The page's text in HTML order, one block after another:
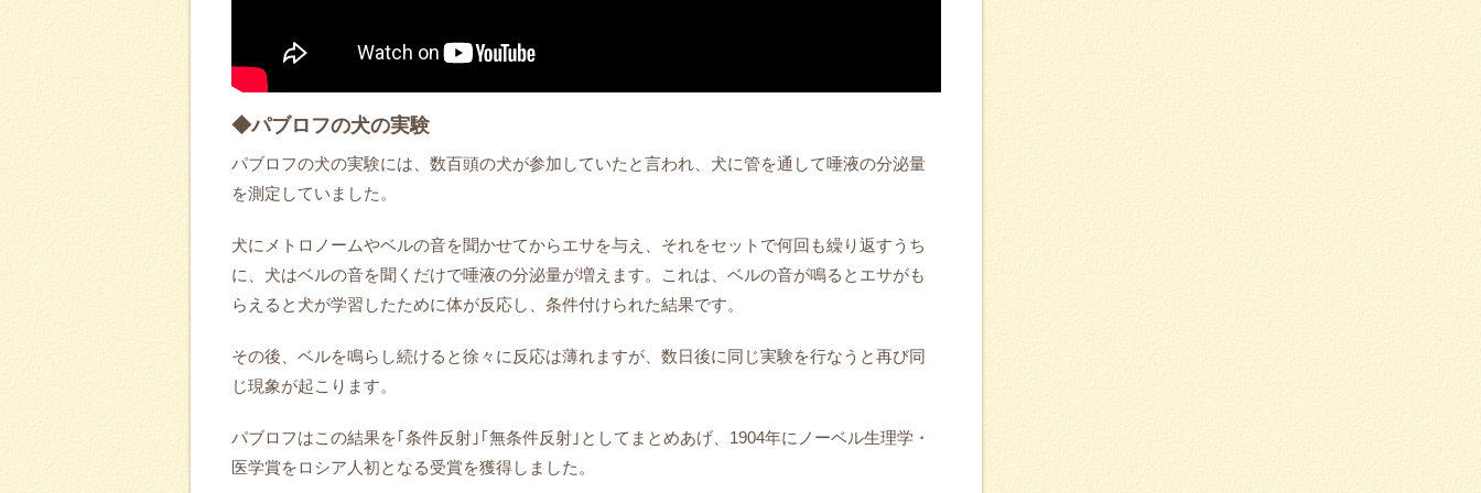
◆パブロフの犬の実験
パブロフの犬の実験には、数百頭の犬が参加していたと言われ、犬に管を通して唾液の分泌量
を測定していました。
犬にメトロノームやベルの音を聞かせてからエサを与え、それをセットで何回も繰り返すうち
に、犬はベルの音を聞くだけで唾液の分泌量が増えます。これは、ベルの音が鳴るとエサがも
らえると犬が学習したために体が反応し、条件付けられた結果です。
その後、ベルを鳴らし続けると徐々に反応は薄れますが、数日後に同じ実験を行なうと再び同
じ現象が起こります。
パブロフはこの結果を｢条件反射｣｢無条件反射｣としてまとめあげ、1904年にノーベル生理学・
医学賞をロシア人初となる受賞を獲得しました。